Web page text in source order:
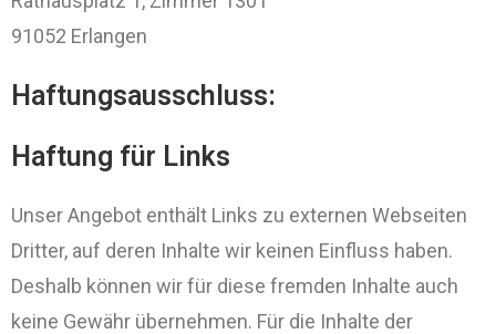
91052 Erlangen
Haftungsausschluss:
Haftung für Links
Unser Angebot enthält Links zu externen Webseiten
Dritter, auf deren Inhalte wir keinen Einfluss haben.
Deshalb können wir für diese fremden Inhalte auch
keine Gewähr übernehmen. Für die Inhalte der